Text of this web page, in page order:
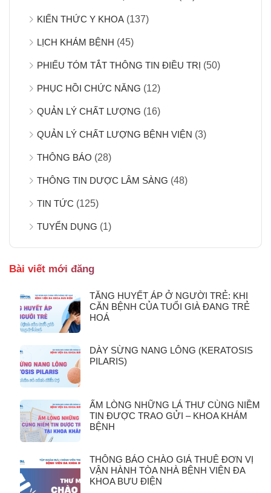
KIẾN THỨC Y KHOA (137)
LỊCH KHÁM BỆNH (45)
PHIẾU TÓM TẮT THÔNG TIN ĐIỀU TRỊ (50)
PHỤC HỒI CHỨC NĂNG (12)
QUẢN LÝ CHẤT LƯỢNG (16)
QUẢN LÝ CHẤT LƯỢNG BỆNH VIỆN (3)
THÔNG BÁO (28)
THÔNG TIN DƯỢC LÂM SÀNG (48)
TIN TỨC (125)
TUYỂN DỤNG (1)
Bài viết mới đăng
TĂNG HUYẾT ÁP Ở NGƯỜI TRẺ: KHI
CĂN BỆNH CỦA TUỔI GIÀ ĐANG TRẺ
HOÁ
DÀY SỪNG NANG LÔNG (KERATOSIS
PILARIS)
ẤM LÒNG NHỮNG LÁ THƯ CÙNG NIỀM
TIN ĐƯỢC TRAO GỬI – KHOA KHÁM
BỆNH
THÔNG BÁO CHÀO GIÁ THUÊ ĐƠN VỊ
VẬN HÀNH TÒA NHÀ BỆNH VIỆN ĐA
KHOA BƯU ĐIỆN